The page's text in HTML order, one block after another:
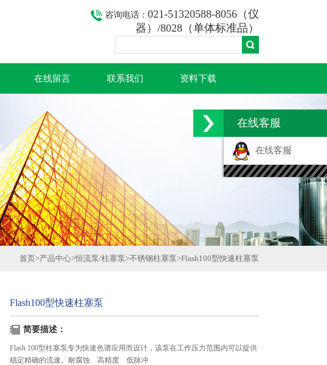
咨询电话： 021-51320588-8056（仪
器）/8028（单体标准品）
在线留言 联系我们 资料下载
首页>产品中心>恒流泵/柱塞泵>不锈钢柱塞泵>Flash100型快速柱塞泵
Flash100型快速柱塞泵
简要描述：
Flash 100型柱塞泵专为快速色谱应用而设计，该泵在工作压力范围内可以提供
稳定精确的流速。耐腐蚀 高精度 低脉冲
在线客服
在线客服